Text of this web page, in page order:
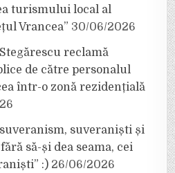
turismului local al
Vrancea” 30/06/2026
reclamă
de către personalul
într-o zonă rezidențială
suveraniști și
să-și dea seama, cei
:) 26/06/2026